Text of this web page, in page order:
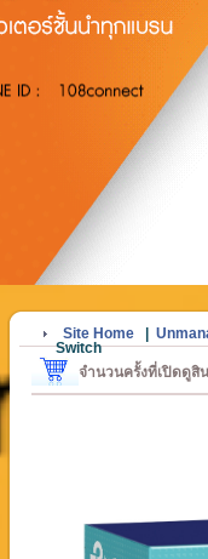
Site Home
Switch
จำนวนครั้งที่เปิดดูสิ